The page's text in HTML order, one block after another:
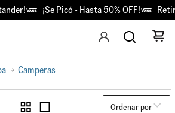
¡Se Picó - Hasta 50% OFF!
Camperas
Ordenar por